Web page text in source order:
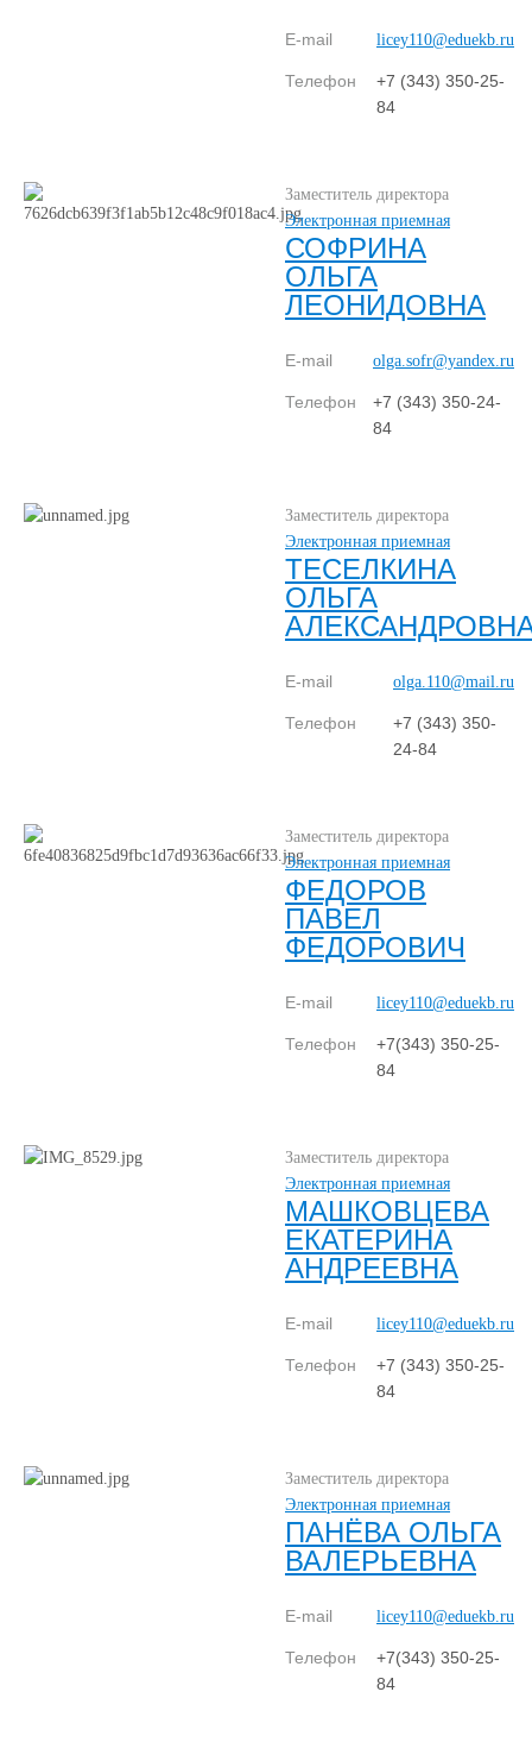
E-mail licey110@eduekb.ru
Телефон
+7 (343) 350-25-
84
Заместитель директора
Электронная приемная
СОФРИНА
ОЛЬГА
ЛЕОНИДОВНА
E-mail olga.sofr@yandex.ru
Телефон
+7 (343) 350-24-
84
Заместитель директора
Электронная приемная
ТЕСЕЛКИНА
ОЛЬГА
E-mail olga.110@mail.ru
Телефон
+7 (343) 350-
24-84
Заместитель директора
Электронная приемная
ФЕДОРОВ
ПАВЕЛ
ФЕДОРОВИЧ
E-mail licey110@eduekb.ru
Телефон
+7(343) 350-25-
84
Заместитель директора
Электронная приемная
МАШКОВЦЕВА
ЕКАТЕРИНА
АНДРЕЕВНА
E-mail licey110@eduekb.ru
Телефон
+7 (343) 350-25-
84
Заместитель директора
Электронная приемная
ПАНЁВА ОЛЬГА
ВАЛЕРЬЕВНА
E-mail licey110@eduekb.ru
Телефон
+7(343) 350-25-
84